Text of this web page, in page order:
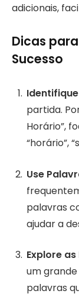
adicionais,
Dicas
Sucesso
partida.
Horário”,
“horário”,
Use
palavras
ajudar a
Explore
um grande
palavras